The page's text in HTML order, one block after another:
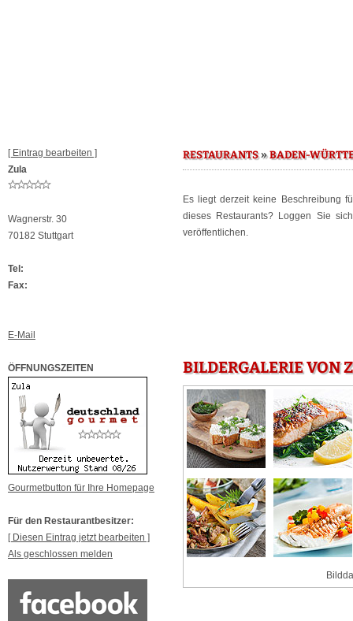
[ Eintrag bearbeiten ]
Zula
Wagnerstr. 30
70182 Stuttgart
Tel:
Fax:
E-Mail
ÖFFNUNGSZEITEN
Gourmetbutton für Ihre Homepage
Für den Restaurantbesitzer:
[ Diesen Eintrag jetzt bearbeiten ]
Als geschlossen melden
RESTAURANTS»BADEN-
Es liegt derzeit keine Beschreibung
dieses Restaurants? Loggen Sie
veröffentlichen.
BILDERGALERIE VON